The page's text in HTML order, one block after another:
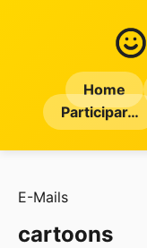
Home
Participar…
E-Mails
cartoons